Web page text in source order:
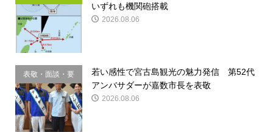
いずれも機関砲搭載
2026.08.06
表敬・面談・要
請
若い感性で宮古島観光の魅力発信 第52代
アンバサダーが嘉数市長を表敬
2026.08.06